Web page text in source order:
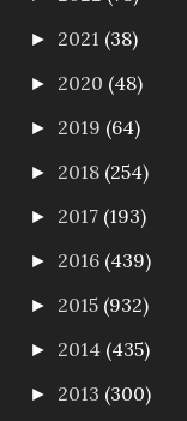
► 2021 (38)
► 2020 (48)
► 2019 (64)
► 2018 (254)
► 2017 (193)
► 2016 (439)
► 2015 (932)
► 2014 (435)
► 2013 (300)